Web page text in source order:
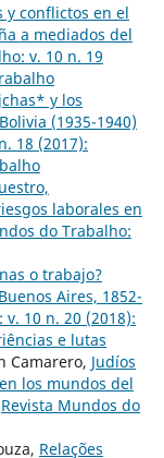
y conflictos en el
a mediados del
v. 10 n. 19
y los
(1935-1940)
18 (2017):
laborales en
do Trabalho:
o trabajo?
Aires, 1852-
10 n. 20 (2018):
e lutas
Camarero, Judíos
los mundos del
Revista Mundos do
Relações